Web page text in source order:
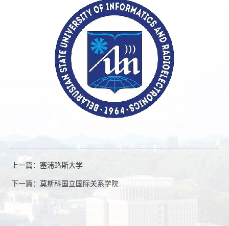
上一篇：塞浦路斯大学
下一篇：莫斯科国立国际关系学院